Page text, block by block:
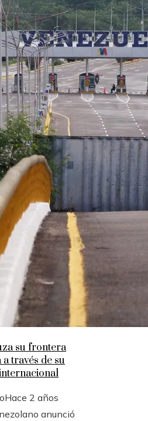
su frontera
través de su
Hace 2 años
anunció